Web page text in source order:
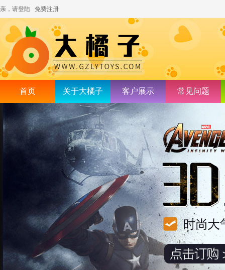
亲，请登陆 免费注册
首页 关于大橘子 客户展示 常见问题